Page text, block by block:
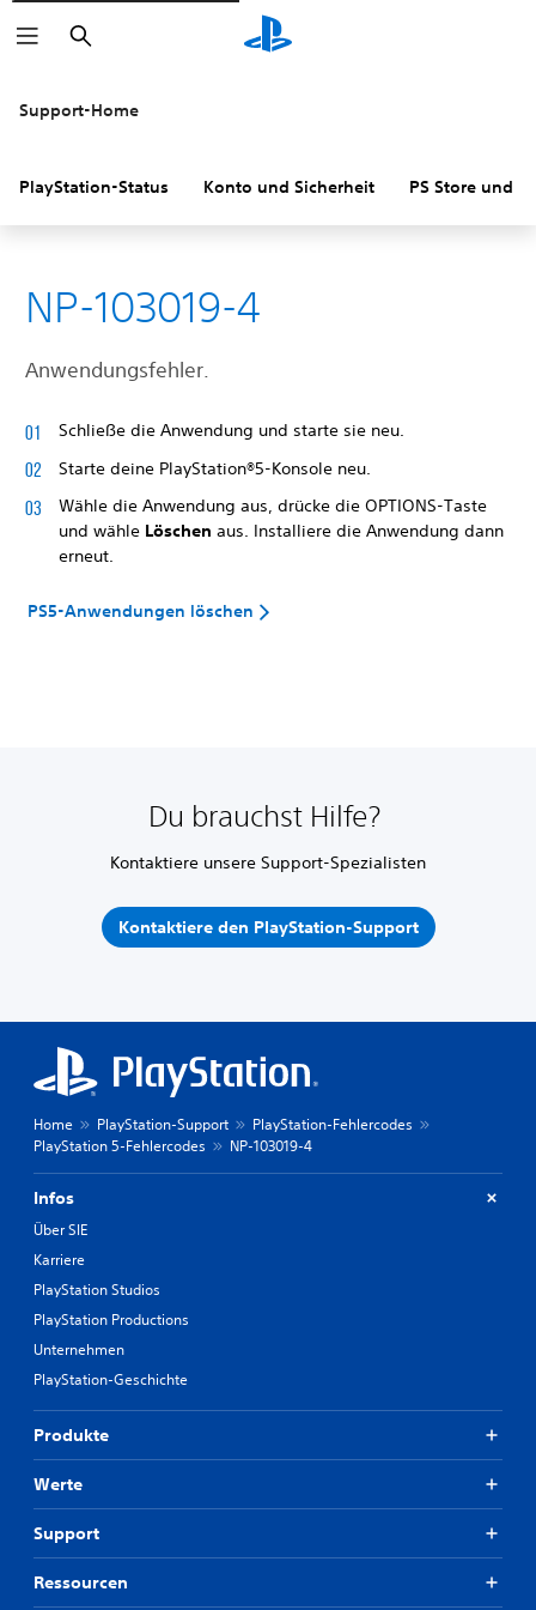
Suchen
Support-Home
PlayStation-Status Konto und Sicherheit PS Store und
NP-103019-4
Anwendungsfehler.
Schließe die Anwendung und starte sie neu.
Starte deine PlayStation®5-Konsole neu.
Wähle die Anwendung aus, drücke die OPTIONS-Taste
und wähle Löschen aus. Installiere die Anwendung dann
erneut.
PS5-Anwendungen löschen
Du brauchst Hilfe?
Kontaktiere unsere Support-Spezialisten
Kontaktiere den PlayStation-Support
Home PlayStation-Support
PlayStation-Fehlercodes
PlayStation 5-Fehlercodes
NP-103019-4
Infos
Über SIE
Karriere
PlayStation Studios
PlayStation Productions
Unternehmen
PlayStation-Geschichte
Produkte
Werte
Support
Ressourcen